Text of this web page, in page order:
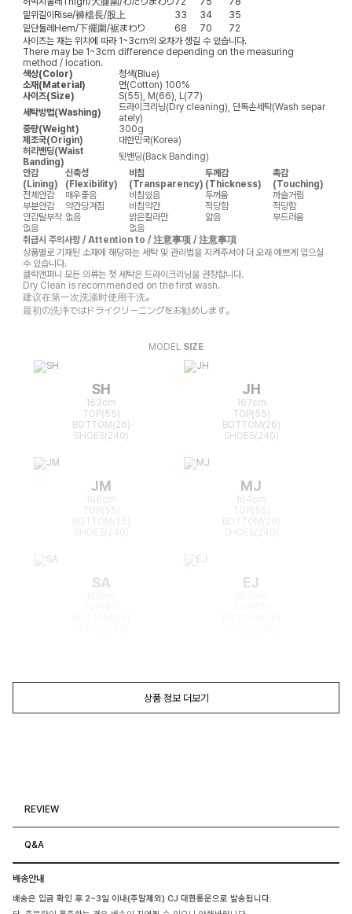
밑위길이 Rise/褲檔長/股上 33 34
35
밑단둘레 Hem/下擺圍/裾まわり 68 70
72
사이즈는 재는 위치에 따라 1~3cm의 오차가 생길 수 있습니다.
There may be 1~3cm difference depending on the measuring
method / location.
색상(Color)
청색(Blue)
소재(Material)
면(Cotton) 100%
사이즈(Size)
S(55), M(66), L(77)
세탁방법(Washing)
드라이크리닝(Dry cleaning), 단독손세탁(Wash separ
ately)
중량(Weight)
300g
제조국(Origin)
대한민국(Korea)
허리밴딩(Waist
Banding)
뒷밴딩(Back Banding)
안감
(Lining)
신축성
(Flexibility)
비침
(Transparency)
두께감
(Thickness)
촉감
(Touching)
전체안감
매우좋음 비침있음 두꺼움
까슬거림
부분안감
약간당겨짐 비침약간 적당함
적당함
안감탈부착 없음 밝은칼라만 얇음
부드러움
없음
없음
취급시 주의사항 / Attention to / 注意事项 / 注意事項
상품별로 기재된 소재에 해당하는 세탁 및 관리법을 지켜주셔야 더 오래 예쁘게 입으실
수 있습니다.
클릭앤퍼니 모든 의류는 첫 세탁은 드라이크리닝을 권장합니다.
Dry Clean is recommended on the first wash.
建议在第一次洗涤时使用干洗。
最初の洗浄ではドライクリーニングをお勧めします。
MODEL SIZE
SH
163cm
TOP(55)
BOTTOM(26)
SHOES(240)
JH
167cm
TOP(55)
BOTTOM(26)
SHOES(240)
JM
166cm
TOP(55)
BOTTOM(25)
MJ
164cm
TOP(55)
BOTTOM(26)
SA EJ
상품 정보 더보기
REVIEW
Q&A
배송안내
배송은 입금 확인 후 2~3일 이내(주말제외) CJ 대한통운으로 발송됩니다.